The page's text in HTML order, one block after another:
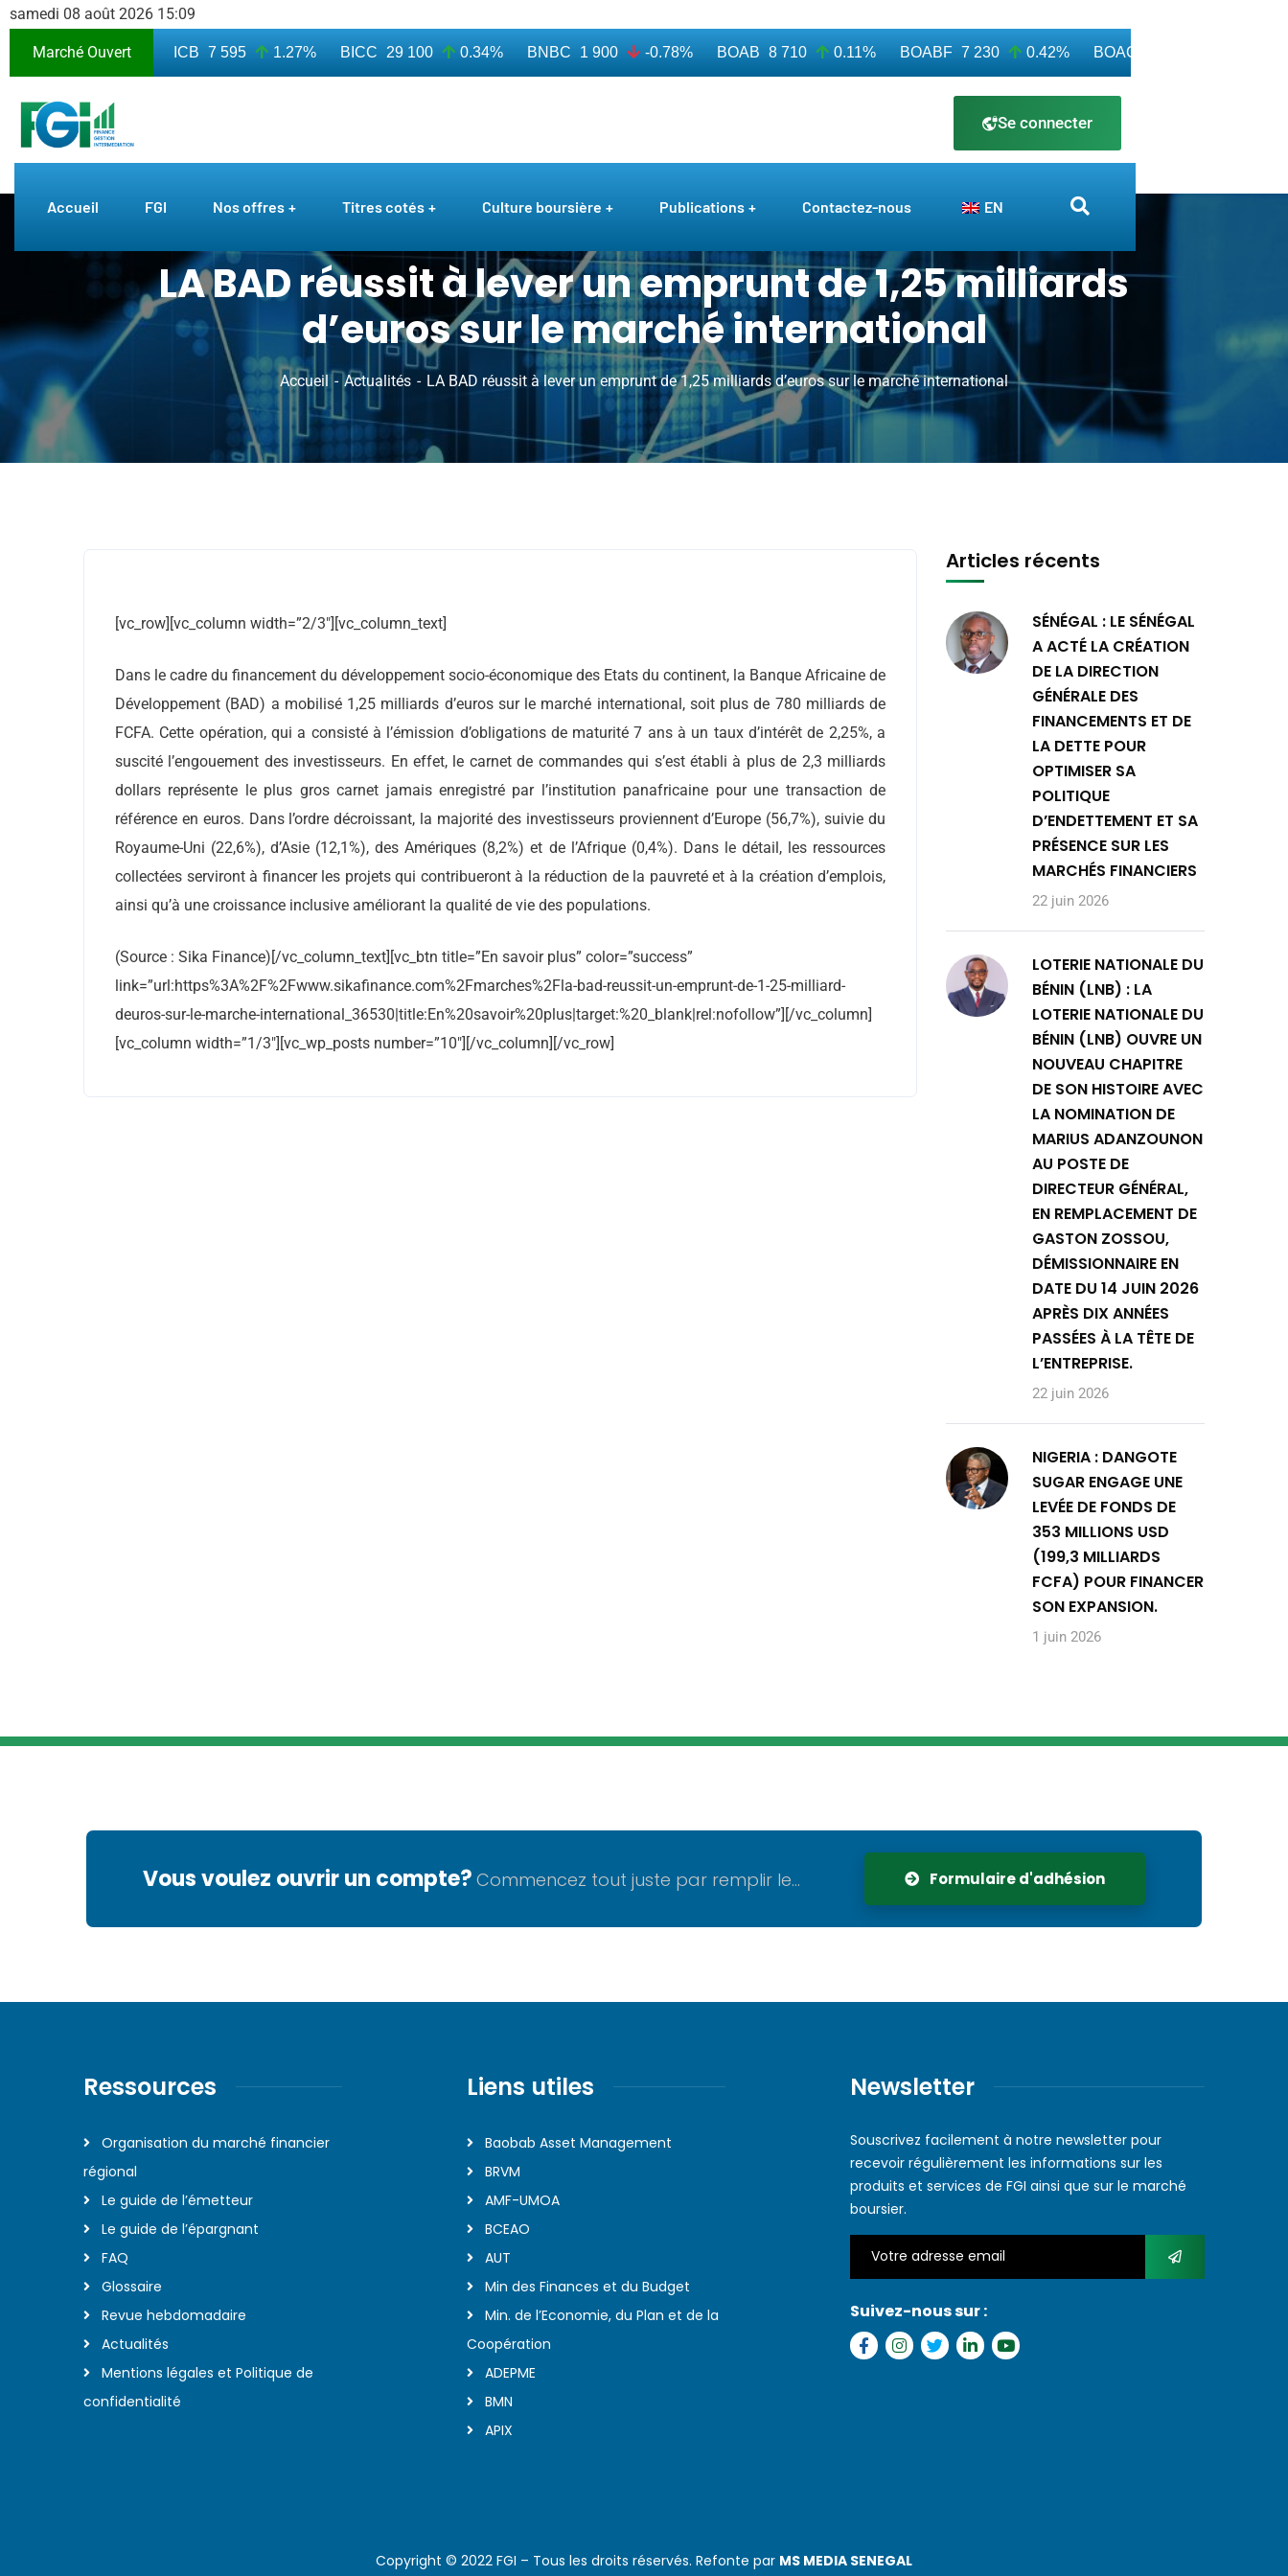
samedi 08 août 2026 15:09
Marché Ouvert
3 010 7.50% 7 595 1.27% BICC 29 100 0.34% BNBC 1 900 -0.78% BOAB 8 710 0.11% BOABF 7 230 0.42% BOAC 11 600
Se connecter
Accueil FGI Nos offres Titres cotés Culture boursière Publications Contactez-nous EN
LA BAD réussit à lever un emprunt de 1,25 milliards
d’euros sur le marché international
Accueil Actualités LA BAD réussit à lever un emprunt de 1,25 milliards d’euros sur le marché international
[vc_row][vc_column width=”2/3″][vc_column_text]
Dans le cadre du financement du développement socio-économique des Etats du continent, la Banque Africaine de
Développement (BAD) a mobilisé 1,25 milliards d’euros sur le marché international, soit plus de 780 milliards de
FCFA. Cette opération, qui a consisté à l’émission d’obligations de maturité 7 ans à un taux d’intérêt de 2,25%, a
suscité l’engouement des investisseurs. En effet, le carnet de commandes qui s’est établi à plus de 2,3 milliards
dollars représente le plus gros carnet jamais enregistré par l’institution panafricaine pour une transaction de
référence en euros. Dans l’ordre décroissant, la majorité des investisseurs proviennent d’Europe (56,7%), suivie du
Royaume-Uni (22,6%), d’Asie (12,1%), des Amériques (8,2%) et de l’Afrique (0,4%). Dans le détail, les ressources
collectées serviront à financer les projets qui contribueront à la réduction de la pauvreté et à la création d’emplois,
ainsi qu’à une croissance inclusive améliorant la qualité de vie des populations.
(Source : Sika Finance)[/vc_column_text][vc_btn title=”En savoir plus” color=”success”
link=”url:https%3A%2F%2Fwww.sikafinance.com%2Fmarches%2Fla-bad-reussit-un-emprunt-de-1-25-milliard-
deuros-sur-le-marche-international_36530|title:En%20savoir%20plus|target:%20_blank|rel:nofollow”][/vc_column]
[vc_column width=”1/3″][vc_wp_posts number=”10″][/vc_column][/vc_row]
Articles récents
SÉNÉGAL : LE SÉNÉGAL
A ACTÉ LA CRÉATION
DE LA DIRECTION
GÉNÉRALE DES
FINANCEMENTS ET DE
LA DETTE POUR
OPTIMISER SA
POLITIQUE
D’ENDETTEMENT ET SA
PRÉSENCE SUR LES
MARCHÉS FINANCIERS
22 juin 2026
LOTERIE NATIONALE DU
BÉNIN (LNB) : LA
LOTERIE NATIONALE DU
BÉNIN (LNB) OUVRE UN
NOUVEAU CHAPITRE
DE SON HISTOIRE AVEC
LA NOMINATION DE
MARIUS ADANZOUNON
AU POSTE DE
DIRECTEUR GÉNÉRAL,
EN REMPLACEMENT DE
GASTON ZOSSOU,
DÉMISSIONNAIRE EN
DATE DU 14 JUIN 2026
APRÈS DIX ANNÉES
PASSÉES À LA TÊTE DE
L’ENTREPRISE.
22 juin 2026
NIGERIA : DANGOTE
SUGAR ENGAGE UNE
LEVÉE DE FONDS DE
353 MILLIONS USD
(199,3 MILLIARDS
FCFA) POUR FINANCER
SON EXPANSION.
1 juin 2026
Vous voulez ouvrir un compte? Commencez tout juste par remplir le... Formulaire d'adhésion
Ressources
Organisation du marché financier
régional
Le guide de l’émetteur
Le guide de l’épargnant
FAQ
Glossaire
Revue hebdomadaire
Actualités
Mentions légales et Politique de
confidentialité
Liens utiles
Baobab Asset Management
BRVM
AMF-UMOA
BCEAO
AUT
Min des Finances et du Budget
Min. de l’Economie, du Plan et de la
Coopération
ADEPME
BMN
APIX
Newsletter
Souscrivez facilement à notre newsletter pour
recevoir régulièrement les informations sur les
produits et services de FGI ainsi que sur le marché
boursier.
Suivez-nous sur :
Copyright © 2022 FGI – Tous les droits réservés. Refonte par MS MEDIA SENEGAL